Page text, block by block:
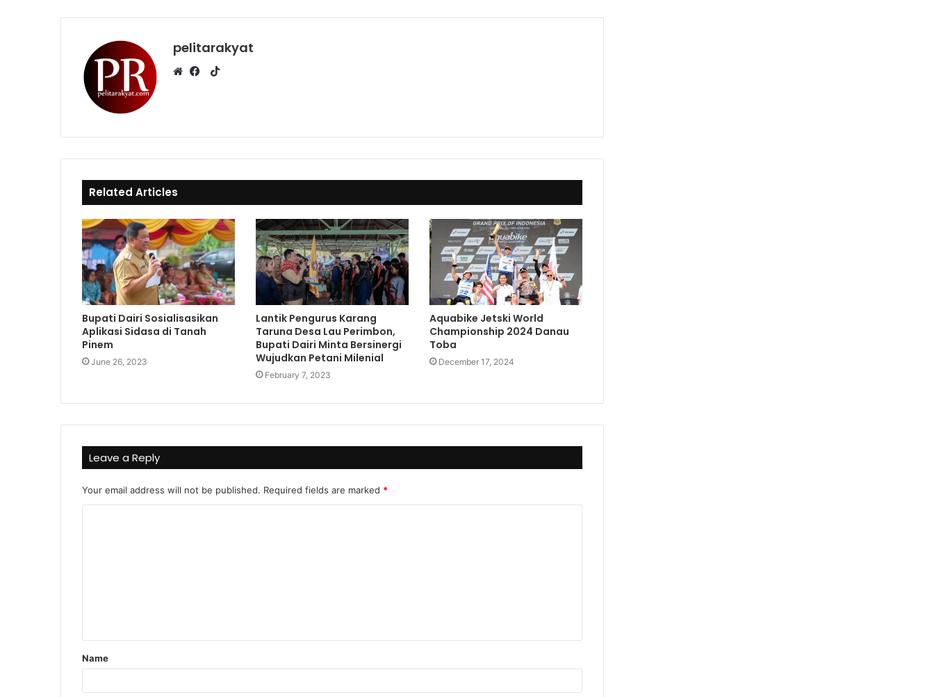
pelitarakyat
s
e
k
T
o
Related Articles
Bupati Dairi Sosialisasikan
Aplikasi Sidasa di Tanah
Pinem
June 26, 2023
Lantik Pengurus Karang
Taruna Desa Lau Perimbon,
Bupati Dairi Minta Bersinergi
Wujudkan Petani Milenial
February 7, 2023
Aquabike Jetski World
Championship 2024 Danau
Toba
December 17, 2024
Leave a Reply
Your email address will not be published. Required fields are marked *
t
*
Name